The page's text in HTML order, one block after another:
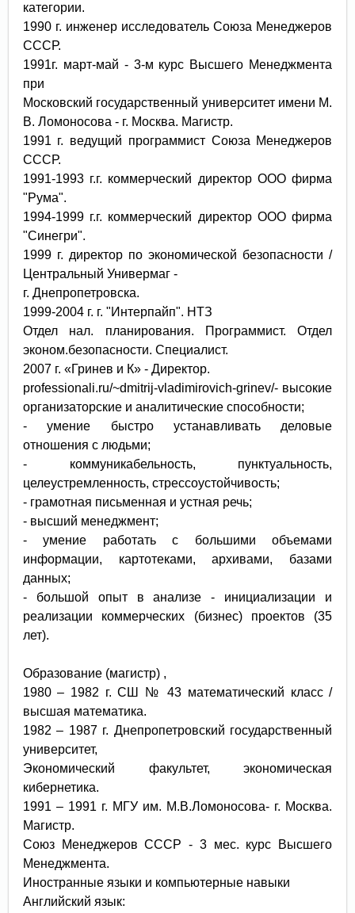
категории.
1990 г. инженер исследователь Союза Менеджеров
СССР.
1991г. март-май - 3-м курс Высшего Менеджмента
при
Московский государственный университет имени М.
В. Ломоносова - г. Москва. Магистр.
1991 г. ведущий программист Союза Менеджеров
СССР.
1991-1993 г.г. коммерческий директор ООО фирма
"Рума".
1994-1999 г.г. коммерческий директор ООО фирма
"Синегри".
1999 г. директор по экономической безопасности /
Центральный Универмаг -
г. Днепропетровска.
1999-2004 г. г. "Интерпайп". НТЗ
Отдел нал. планирования. Программист. Отдел
эконом.безопасности. Специалист.
2007 г. «Гринев и К» - Директор.
professionali.ru/~dmitrij-vladimirovich-grinev/- высокие
организаторские и аналитические способности;
- умение быстро устанавливать деловые
отношения с людьми;
- коммуникабельность, пунктуальность,
целеустремленность, стрессоустойчивость;
- грамотная письменная и устная речь;
- высший менеджмент;
- умение работать с большими объемами
информации, картотеками, архивами, базами
данных;
- большой опыт в анализе - инициализации и
реализации коммерческих (бизнес) проектов (35
лет).
Образование (магистр) ,
1980 – 1982 г. СШ № 43 математический класс /
высшая математика.
1982 – 1987 г. Днепропетровский государственный
университет,
Экономический факультет, экономическая
кибернетика.
1991 – 1991 г. МГУ им. М.В.Ломоносова- г. Москва.
Магистр.
Союз Менеджеров СССР - 3 мес. курс Высшего
Менеджмента.
Иностранные языки и компьютерные навыки
Английский язык: